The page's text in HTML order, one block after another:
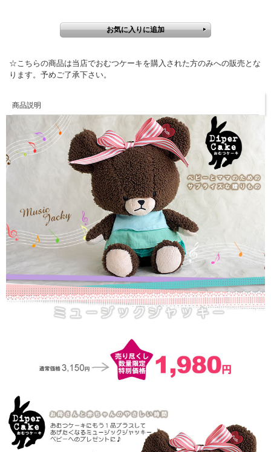
☆こちらの商品は当店でおむつケーキを購入された方のみへの販売とな
ります。予めご了承下さい。
商品説明